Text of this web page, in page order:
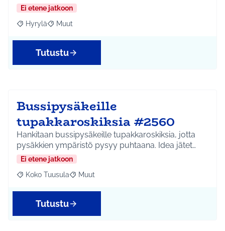
Ei etene jatkoon
Rajaa tulokset aihepiirin mukaan: Hyrylä
Hyrylä Rajaa tulokset teeman mukaan: Muut
Muut
Tutustu
Bussipysäkeille
tupakkaroskiksia #2560
Hankitaan bussipysäkeille tupakkaroskiksia, jotta
pysäkkien ympäristö pysyy puhtaana. Idea jätet…
Ei etene jatkoon
Rajaa tulokset aihepiirin mukaan: Koko Tuusula
Koko Tuusula Rajaa tulokset teeman mukaan: Muut
Muut
Tutustu